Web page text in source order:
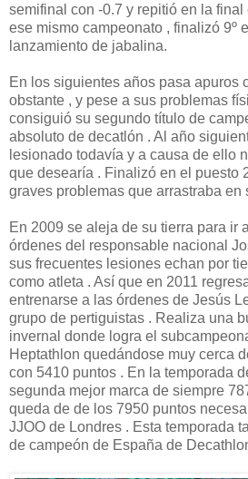
semifinal con -0.7 y repitió en la final
ese mismo campeonato , finalizó 9º
lanzamiento de jabalina.
En los siguientes años pasa apuros
obstante , y pese a sus problemas
consiguió su segundo título de
absoluto de decatlón . Al año
lesionado todavía y a causa de ello
que desearía . Finalizó en el puesto
graves problemas que arrastraba en
En 2009 se aleja de su tierra para ir
órdenes del responsable nacional
sus frecuentes lesiones echan por
como atleta . Así que en 2011
entrenarse a las órdenes de Jesús
grupo de pertiguistas . Realiza una
invernal donde logra el
Heptathlon quedándose muy cerca
con 5410 puntos . En la temporada
segunda mejor marca de siempre
queda de de los 7950 puntos
JJOO de Londres . Esta temporada
de campeón de España de